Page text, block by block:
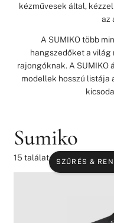
kézművesek által,
az
A SUMIKO több
hangszedőket a világ
rajongóknak. A
modellek hosszú listája
Sumiko
15 találat SZŰRÉS &